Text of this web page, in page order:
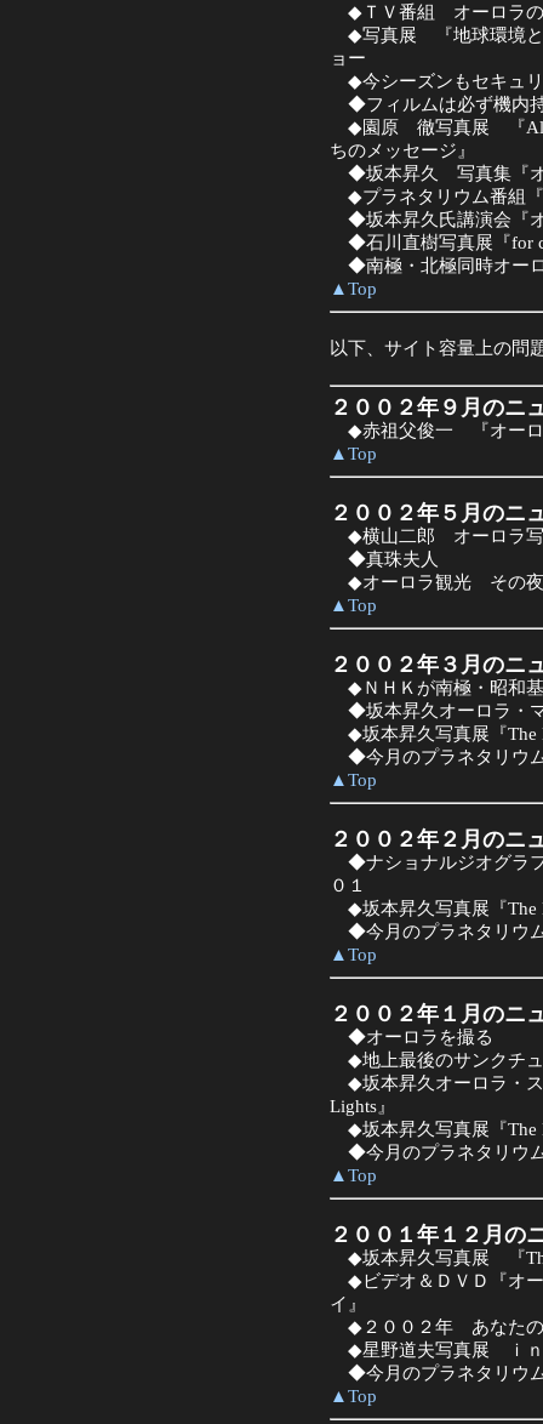
◆ＴＶ番組 オーロラの
◆写真展 『地球環境と
ョー
◆今シーズンもセキュ
◆フィルムは必ず機内
◆園原 徹写真展 『
ちのメッセージ』
◆坂本昇久 写真集『オ
◆プラネタリウム番組
◆坂本昇久氏講演会『
◆石川直樹写真展『for
◆南極・北極同時オー
▲Top
以下、サイト容量上の問
２００２年９月のニ
◆赤祖父俊一 『オー
▲Top
２００２年５月のニ
◆横山二郎 オーロラ
◆真珠夫人
◆オーロラ観光 その夜
▲Top
２００２年３月のニ
◆ＮＨＫが南極・昭和
◆坂本昇久オーロラ・
◆坂本昇久写真展『The
◆今月のプラネタリウ
▲Top
２００２年２月のニ
◆ナショナルジオグラ
０１
◆坂本昇久写真展『The
◆今月のプラネタリウ
▲Top
２００２年１月のニ
◆オーロラを撮る
◆地上最後のサンクチ
◆坂本昇久オーロラ・ス
Lights』
◆坂本昇久写真展『The
◆今月のプラネタリウ
▲Top
２００１年１２月の
◆坂本昇久写真展 『
◆ビデオ＆ＤＶＤ『オ
イ』
◆２００２年 あなたの
◆星野道夫写真展 ｉ
◆今月のプラネタリウ
▲Top